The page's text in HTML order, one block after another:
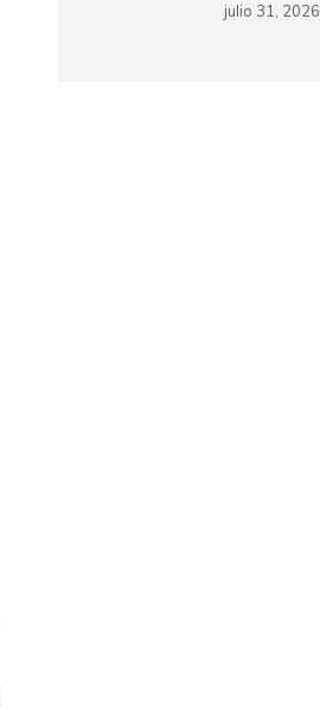
julio 31, 2026